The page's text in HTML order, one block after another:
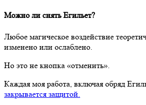
Можно ли снять Егильет?
Любое магическое воздействие
изменено или ослаблено.
Но это не кнопка «отменить».
Каждая моя работа, включая обряд
закрывается защитой.